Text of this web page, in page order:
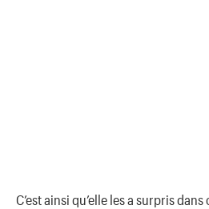
C’est ainsi qu’elle les a surpris